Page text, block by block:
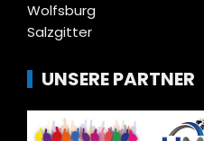
Wolfsburg
Salzgitter
UNSERE PARTNER